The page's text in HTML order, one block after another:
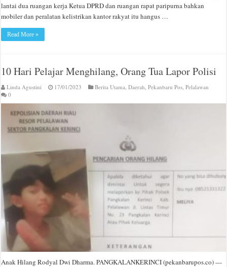
lantai dua ruangan kerja Ketua DPRD dan ruangan rapat paripurna bahkan
mobiler dan peralatan kelistrikan kantor rakyat itu hangus …
Read More »
10 Hari Pelajar Menghilang, Orang Tua Lapor Polisi
Linda Agustini 17/01/2023 Berita Utama ,Daerah ,Pekanbaru Pos ,Pelalawan
0
Anak Hilang Rodyal Dwi Dharma. PANGKALANKERINCI (pekanbarupos.co) —